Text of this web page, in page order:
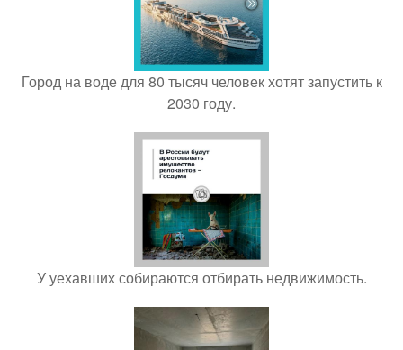
Город на воде для 80 тысяч человек хотят запустить к
2030 году.
У уехавших собираются отбирать недвижимость.